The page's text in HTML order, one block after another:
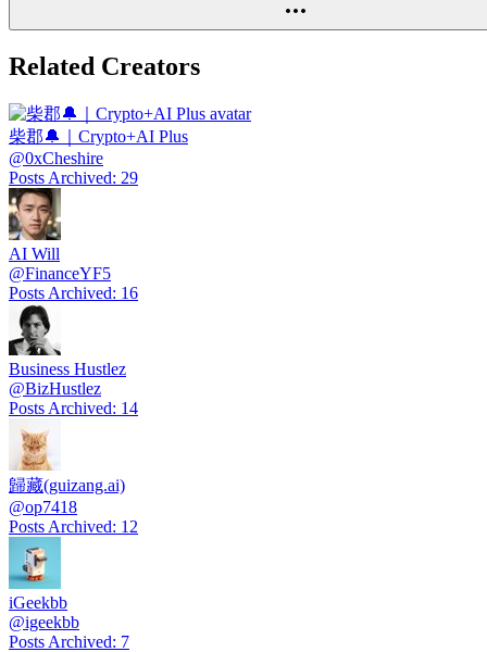
Related Creators
柴郡🔔｜Crypto+AI Plus
@0xCheshire
Posts Archived: 29
AI Will
@FinanceYF5
Posts Archived: 16
Business Hustlez
@BizHustlez
Posts Archived: 14
歸藏(guizang.ai)
@op7418
Posts Archived: 12
iGeekbb
@igeekbb
Posts Archived: 7